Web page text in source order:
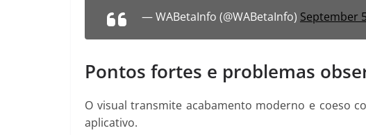
— WABetaInfo (@WABetaInfo) September
Pontos fortes e problemas
O visual transmite acabamento moderno e coeso
aplicativo.